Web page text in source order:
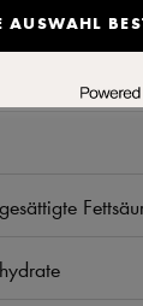
AUSWAHL